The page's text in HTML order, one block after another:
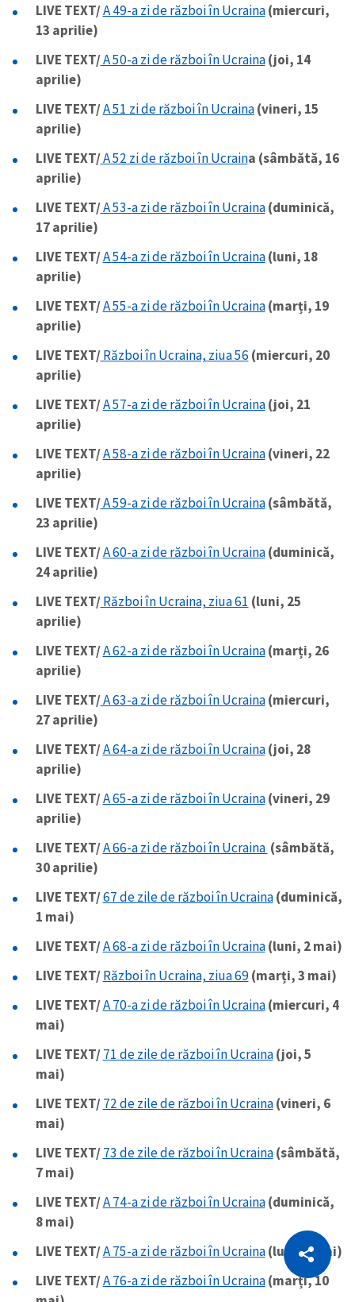
Copiază Link
LIVE TEXT/A 49-a zi de război în Ucraina(miercuri,
13 aprilie)
LIVE TEXT/A 50-a zi de război în Ucraina(joi, 14
aprilie)
LIVE TEXT/A 51 zi de război în Ucraina(vineri, 15
aprilie)
LIVE TEXT/A 52 zi de război în Ucraina (sâmbătă, 16
aprilie)
LIVE TEXT/A 53-a zi de război în Ucraina(duminică,
17 aprilie)
LIVE TEXT/A 54-a zi de război în Ucraina(luni, 18
aprilie)
LIVE TEXT/A 55-a zi de război în Ucraina(marți, 19
aprilie)
LIVE TEXT/Război în Ucraina, ziua 56 (miercuri, 20
aprilie)
LIVE TEXT/A 57-a zi de război în Ucraina(joi, 21
aprilie)
LIVE TEXT/A 58-a zi de război în Ucraina(vineri, 22
aprilie)
LIVE TEXT/A 59-a zi de război în Ucraina(sâmbătă,
23 aprilie)
LIVE TEXT/A 60-a zi de război în Ucraina(duminică,
24 aprilie)
LIVE TEXT/Război în Ucraina, ziua 61 (luni, 25
aprilie)
LIVE TEXT/A 62-a zi de război în Ucraina(marți, 26
aprilie)
LIVE TEXT/A 63-a zi de război în Ucraina(miercuri,
27 aprilie)
LIVE TEXT/A 64-a zi de război în Ucraina(joi, 28
aprilie)
LIVE TEXT/A 65-a zi de război în Ucraina(vineri, 29
aprilie)
LIVE TEXT/A 66-a zi de război în Ucraina (sâmbătă,
30 aprilie)
LIVE TEXT/67 de zile de război în Ucraina(duminică,
1 mai)
LIVE TEXT/A 68-a zi de război în Ucraina(luni, 2 mai)
LIVE TEXT/Război în Ucraina, ziua 69(marți, 3 mai)
LIVE TEXT/A 70-a zi de război în Ucraina(miercuri, 4
mai)
LIVE TEXT/71 de zile de război în Ucraina(joi, 5
mai)
LIVE TEXT/72 de zile de război în Ucraina(vineri, 6
mai)
LIVE TEXT/73 de zile de război în Ucraina(sâmbătă,
7 mai)
LIVE TEXT/A 74-a zi de război în Ucraina(duminică,
8 mai)
LIVE TEXT/A 75-a zi de război în Ucraina(luni, 9 mai)
LIVE TEXT/A 76-a zi de război în Ucraina(marți, 10
Citește articolul
CITEȘTE